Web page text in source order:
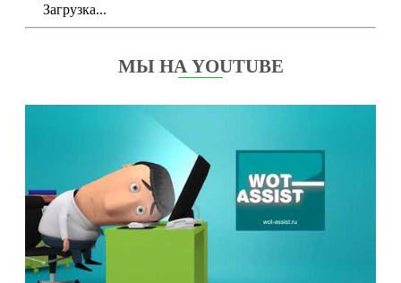
Загрузка...
МЫ НА YOUTUBE